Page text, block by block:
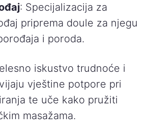
: Specijalizacija za
priprema doule za njegu
i poroda.
iskustvo trudnoće i
vještine potpore pri
te uče kako pružiti
masažama.